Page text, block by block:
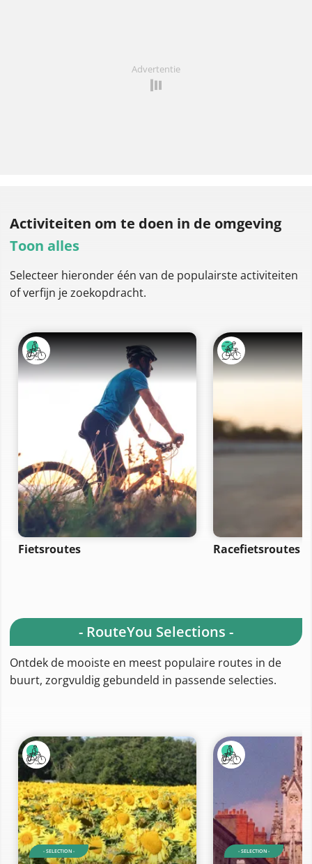
Advertentie
Activiteiten om te doen in de omgeving
Toon alles
Selecteer hieronder één van de populairste activiteiten
of verfijn je zoekopdracht.
Fietsroutes Racefietsroutes
- RouteYou Selections -
Ontdek de mooiste en meest populaire routes in de
buurt, zorgvuldig gebundeld in passende selecties.
- SELECTION - - SELECTION -